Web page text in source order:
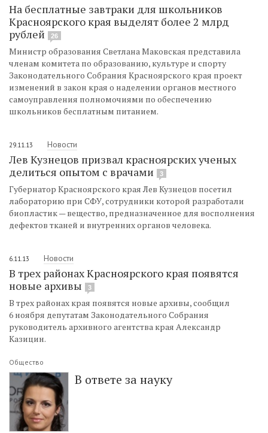
На бесплатные завтраки для школьников
Красноярского края выделят более 2 млрд
рублей
26
Министр образования Светлана Маковская представила
членам комитета по образованию, культуре и спорту
Законодательного Собрания Красноярского края проект
изменений в закон края о наделении органов местного
самоуправления полномочиями по обеспечению
школьников бесплатным питанием.
29.11.13 Новости
Лев Кузнецов призвал красноярских ученых
делиться опытом с врачами
3
Губернатор Красноярского края Лев Кузнецов посетил
лабораторию при СФУ, сотрудники которой разработали
биопластик — вещество, предназначенное для восполнения
дефектов тканей и внутренних органов человека.
6.11.13 Новости
В трех районах Красноярского края появятся
новые архивы
3
В трех районах края появятся новые архивы, сообщил
6 ноября депутатам Законодательного Собрания
руководитель архивного агентства края Александр
Казицин.
Общество
В ответе за науку